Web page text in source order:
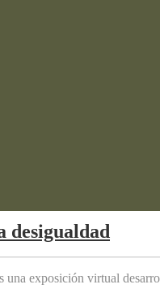
desigualdad
una exposición virtual